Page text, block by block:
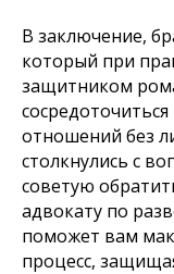
В заключение,
который при
защитником
отношений без
столкнулись с
советую
адвокату по
поможет вам
процесс,